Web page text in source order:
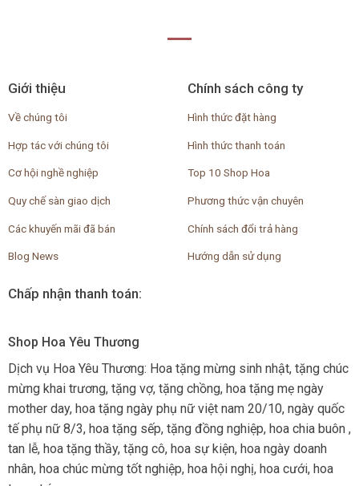
Giới thiệu
Về chúng tôi
Hợp tác với chúng tôi
Cơ hội nghề nghiệp
Quy chế sàn giao dịch
Các khuyến mãi đã bán
Blog News
Chính sách công ty
Hình thức đặt hàng
Hình thức thanh toán
Top 10 Shop Hoa
Phương thức vận chuyên
Chính sách đổi trả hàng
Hướng dẫn sử dụng
Chấp nhận thanh toán:
Shop Hoa Yêu Thương
Dịch vụ Hoa Yêu Thương: Hoa tặng mừng sinh nhật, tặng chúc
mừng khai trương, tặng vợ, tặng chồng, hoa tặng mẹ ngày
mother day, hoa tặng ngày phụ nữ việt nam 20/10, ngày quốc
tế phụ nữ 8/3, hoa tặng sếp, tặng đồng nghiệp, hoa chia buôn ,
tan lễ, hoa tặng thầy, tặng cô, hoa sự kiện, hoa ngày doanh
nhân, hoa chúc mừng tốt nghiệp, hoa hội nghị, hoa cưới, hoa